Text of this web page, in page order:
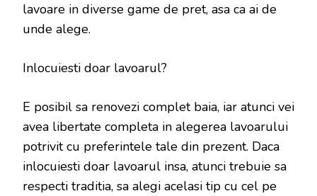
lavoare in diverse game de pret, asa ca ai de
unde alege.
Inlocuiesti doar lavoarul?
E posibil sa renovezi complet baia, iar atunci vei
avea libertate completa in alegerea lavoarului
potrivit cu preferintele tale din prezent. Daca
inlocuiesti doar lavoarul insa, atunci trebuie sa
respecti traditia, sa alegi acelasi tip cu cel pe